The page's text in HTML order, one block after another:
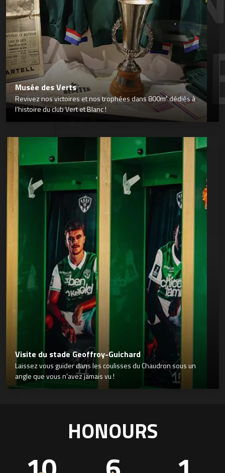
Musée des Verts
Revivez nos victoires et nos trophées dans 800m² dédiés à
l’histoire du club Vert et Blanc !
Visite du stade Geoffroy-Guichard
Laissez vous guider dans les coulisses du Chaudron sous un
angle que vous n’avez jamais vu !
HONOURS